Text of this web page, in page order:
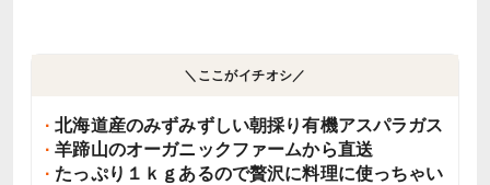
＼ここがイチオシ／
北海道産のみずみずしい朝採り有機アスパラガス
羊蹄山のオーガニックファームから直送
たっぷり１ｋｇあるので贅沢に料理に使っちゃい